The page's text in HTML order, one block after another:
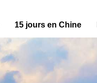
15 jours en Chine